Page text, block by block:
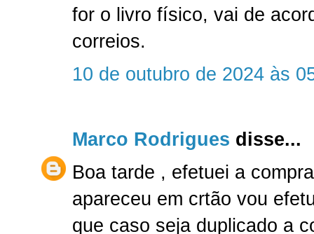
for o livro físico, vai de
correios.
10 de outubro de 2024 às
Marco Rodrigues disse...
Boa tarde , efetuei a
apareceu em crtão vou
que caso seja duplicado a